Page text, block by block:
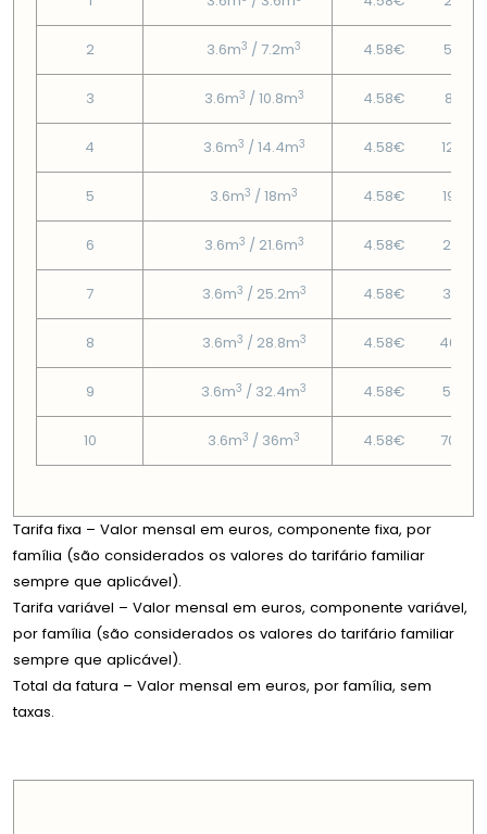
2 3.6m3 / 7.2m3 4.58€ 5.45€
3 3.6m3 / 10.8m3 4.58€ 8.85€
4 3.6m3 / 14.4m3 4.58€
5 3.6m3 / 18m3 4.58€ 19.32€
6 3.6m3 / 21.6m3 4.58€ 27.14€
7 3.6m3 / 25.2m3 4.58€ 35.17€
8 3.6m3 / 28.8m3 4.58€
9 3.6m3 / 32.4m3 4.58€ 58.61€
10 3.6m3 / 36m3 4.58€
Tarifa fixa – Valor mensal em euros, componente fixa, por
família (são considerados os valores do tarifário familiar
sempre que aplicável).
Tarifa variável – Valor mensal em euros, componente variável,
por família (são considerados os valores do tarifário familiar
sempre que aplicável).
Total da fatura – Valor mensal em euros, por família, sem
taxas.